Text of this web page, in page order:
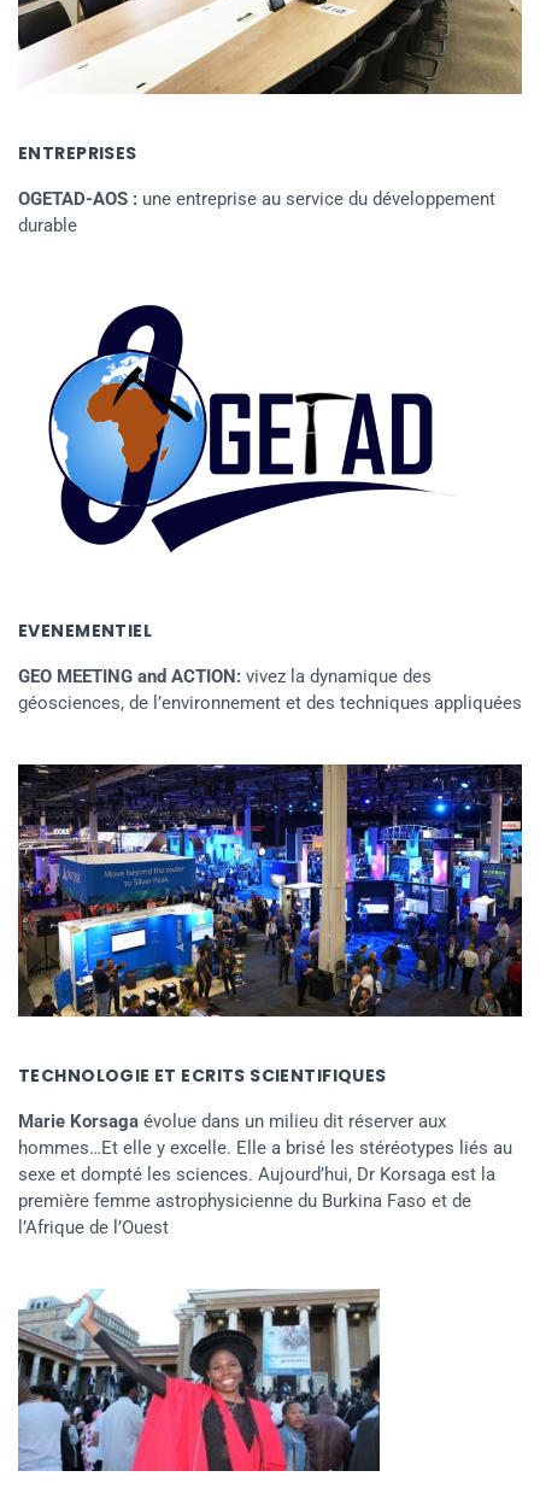
ENTREPRISES
OGETAD-AOS : une entreprise au service du développement
durable
EVENEMENTIEL
GEO MEETING and ACTION: vivez la dynamique des
géosciences, de l’environnement et des techniques appliquées
TECHNOLOGIE ET ECRITS SCIENTIFIQUES
Marie Korsaga évolue dans un milieu dit réserver aux
hommes…Et elle y excelle. Elle a brisé les stéréotypes liés au
sexe et dompté les sciences. Aujourd’hui, Dr Korsaga est la
première femme astrophysicienne du Burkina Faso et de
l’Afrique de l’Ouest